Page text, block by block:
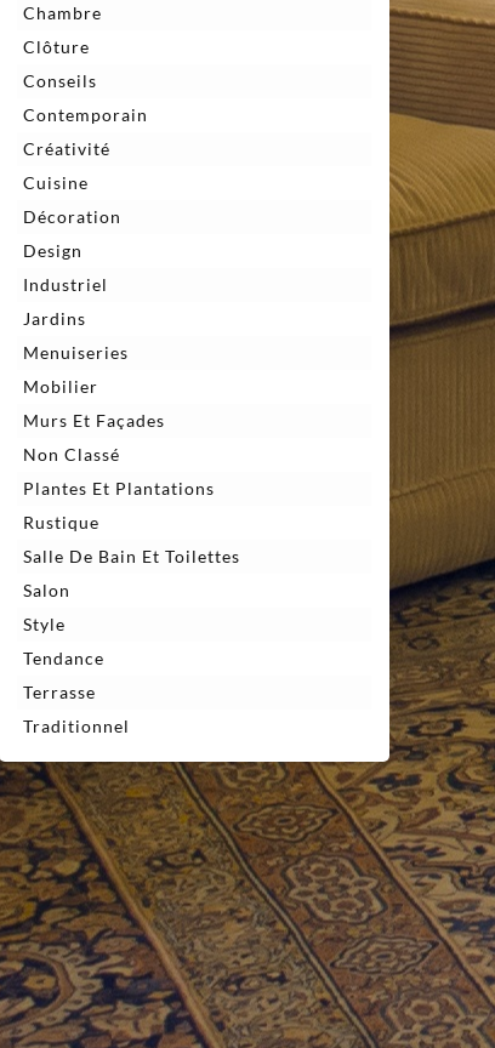
Chambre
Clôture
Conseils
Contemporain
Créativité
Cuisine
Décoration
Design
Industriel
Jardins
Menuiseries
Mobilier
Murs Et Façades
Non Classé
Plantes Et Plantations
Rustique
Salle De Bain Et Toilettes
Salon
Style
Tendance
Terrasse
Traditionnel